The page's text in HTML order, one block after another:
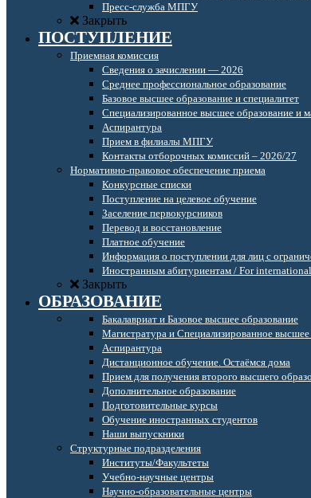
Пресс-служба МПГУ
Закрыть
ПОСТУПЛЕНИЕ
Приемная комиссия
Сведения о зачислении — 2026
Среднее профессиональное образование
Базовое высшее образование и специалитет
Специализированное высшее образование и
Аспирантура
Прием в филиалы МПГУ
Контакты отборочных комиссий – 2026/27
Нормативно-правовое обеспечение приема
Конкурсные списки
Поступление на целевое обучение
Заселение первокурсников
Перевод и восстановление
Платное обучение
Информация о поступлении для лиц с
Иностранным абитуриентам / For
Закрыть
ОБРАЗОВАНИЕ
Бакалавриат и Базовое высшее образование
Магистратура и Специализированное высшее
Аспирантура
Дистанционное обучение. Остаёмся дома
Прием для получения второго высшего
Дополнительное образование
Подготовительные курсы
Обучение иностранных студентов
Наши выпускники
Структурные подразделения
Институты/Факультеты
Учебно-научные центры
Научно-образовательные центры